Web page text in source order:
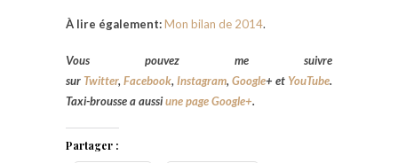
À lire également:Mon bilan de 2014.
Vous pouvez me suivre
sur Twitter,Facebook,Instagram,Google+ et YouTube.
Taxi-brousse a aussiune page Google+.
Partager :